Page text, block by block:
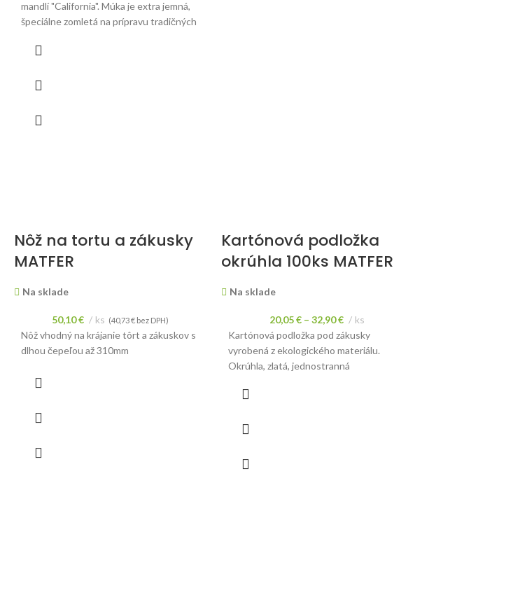
mandlí "California". Múka je extra jemná,
špeciálne zomletá na prípravu tradičných
Nôž na tortu a zákusky
MATFER
Na sklade
50,10€ ks (40,73€ bez DPH)
Nôž vhodný na krájanie tôrt a zákuskov s
dlhou čepeľou až 310mm
Kartónová podložka
okrúhla 100ks MATFER
Na sklade
20,05€ – 32,90€
ks
Kartónová podložka pod zákusky
vyrobená z ekologického materiálu.
Okrúhla, zlatá, jednostranná